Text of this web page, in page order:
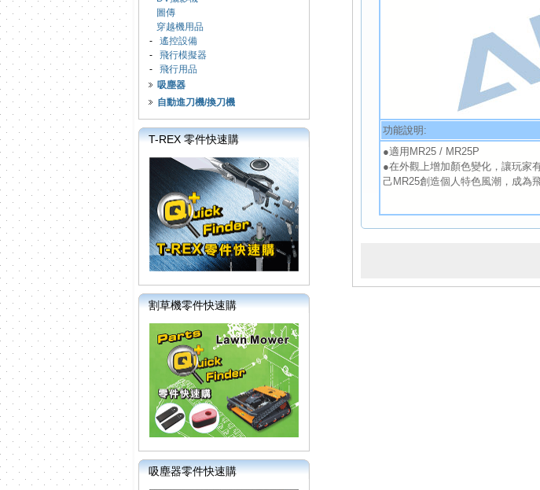
圖傳
穿越機用品
- 遙控設備
- 飛行模擬器
- 飛行用品
吸塵器
自動進刀機/換刀機
T-REX 零件快速購
割草機零件快速購
吸塵器零件快速購
功能說明:
●適用MR25 / MR25P
●在外觀上增加顏色變化，讓玩家
己MR25創造個人特色風潮，成為